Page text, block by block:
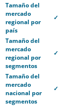
Tamaño del
mercado
regional por
país
✓
Tamaño del
mercado
regional por
segmentos
✓
Tamaño del
mercado
nacional por
segmentos
✓